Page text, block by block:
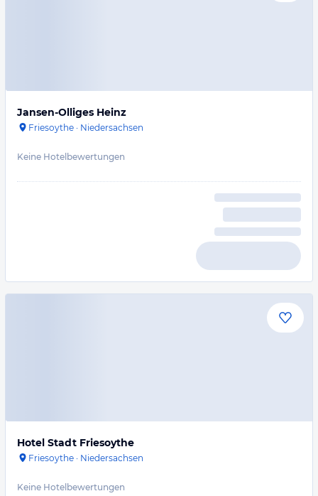
Jansen-Olliges Heinz
Friesoythe · Niedersachsen
Keine Hotelbewertungen
Hotel Stadt Friesoythe
Friesoythe · Niedersachsen
Keine Hotelbewertungen